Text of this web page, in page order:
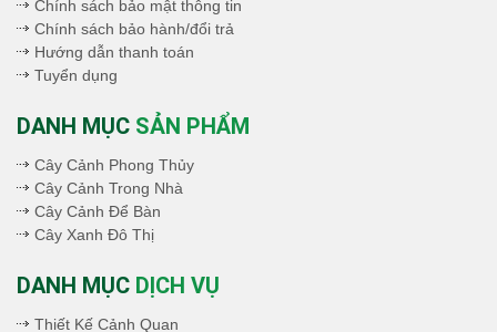
Chính sách bảo mật thông tin
Chính sách bảo hành/đổi trả
Hướng dẫn thanh toán
Tuyển dụng
DANH MỤC SẢN PHẨM
Cây Cảnh Phong Thủy
Cây Cảnh Trong Nhà
Cây Cảnh Để Bàn
Cây Xanh Đô Thị
DANH MỤC DỊCH VỤ
Thiết Kế Cảnh Quan